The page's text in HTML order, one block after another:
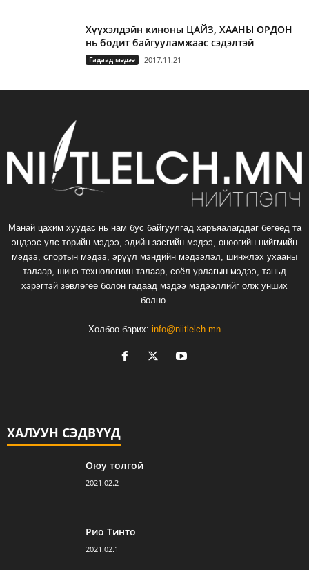
Хүүхэлдэйн киноны ЦАЙЗ, ХААНЫ ОРДОН
нь бодит байгууламжаас сэдэлтэй
Гадаад мэдээ 2017.11.21
Манай цахим хуудас нь нам бус байгуулгад харъяалагддаг бөгөөд та
эндээс улс төрийн мэдээ, эдийн засгийн мэдээ, өнөөгийн нийгмийн
мэдээ, спортын мэдээ, эрүүл мэндийн мэдээлэл, шинжлэх ухааны
талаар, шинэ технологиин талаар, соёл урлагын мэдээ, таньд
хэрэгтэй зөвлөгөө болон гадаад мэдээ мэдээллийг олж унших
болно.
Холбоо барих: info@niitlelch.mn
ХАЛУУН СЭДВҮҮД
Оюу толгой
2021.02.2
Рио Тинто
2021.02.1